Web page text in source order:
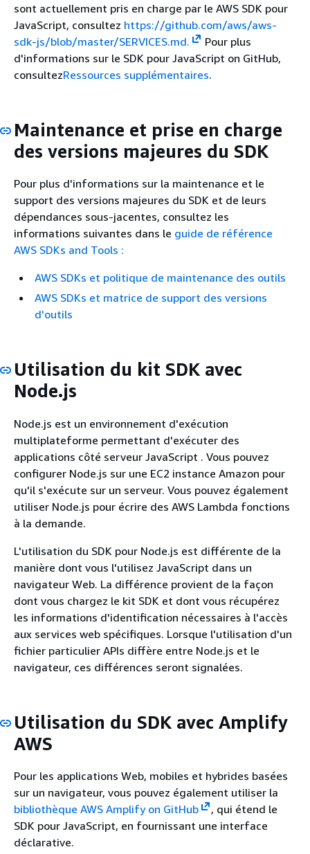
sont actuellement pris en charge par le AWS SDK pour
JavaScript, consultez https://github.com/aws/aws-
sdk-js/blob/master/SERVICES.md.
Pour plus
d'informations sur le SDK pour JavaScript on GitHub,
consultezRessources supplémentaires.
Maintenance et prise en charge
des versions majeures du SDK
Pour plus d'informations sur la maintenance et le
support des versions majeures du SDK et de leurs
dépendances sous-jacentes, consultez les
informations suivantes dans le guide de référence
AWS SDKs and Tools :
AWS SDKs et politique de maintenance des outils
AWS SDKs et matrice de support des versions
d'outils
Utilisation du kit SDK avec
Node.js
Node.js est un environnement d'exécution
multiplateforme permettant d'exécuter des
applications côté serveur JavaScript . Vous pouvez
configurer Node.js sur une EC2 instance Amazon pour
qu'il s'exécute sur un serveur. Vous pouvez également
utiliser Node.js pour écrire des AWS Lambda fonctions
à la demande.
L'utilisation du SDK pour Node.js est différente de la
manière dont vous l'utilisez JavaScript dans un
navigateur Web. La différence provient de la façon
dont vous chargez le kit SDK et dont vous récupérez
les informations d'identification nécessaires à l'accès
aux services web spécifiques. Lorsque l'utilisation d'un
fichier particulier APIs diffère entre Node.js et le
navigateur, ces différences seront signalées.
Utilisation du SDK avec Amplify
AWS
Pour les applications Web, mobiles et hybrides basées
sur un navigateur, vous pouvez également utiliser la
bibliothèque AWS Amplify on GitHub
, qui étend le
SDK pour JavaScript, en fournissant une interface
déclarative.